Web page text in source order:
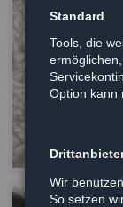
Standard
Tools, die
Option kann
Wir
So setzen